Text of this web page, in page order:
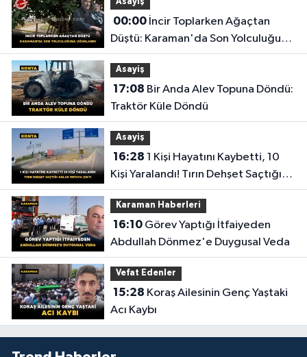
Asayiş
00:00İncir Toplarken Ağaçtan
Düştü: Karaman'da Son Yolculuğuna
Uğurlandı
Asayiş
17:08
Traktör Küle Döndü
Asayiş
16:28
Kişi Yaralandı! Tırın Dehşet Saçtığı
Anlar Ortaya Çıktı
Karaman Haberleri
16:10Görev Yaptığı İtfaiyeden
Abdullah Dönmez'e Duygusal Veda
Vefat Edenler
15:28
Acı Kaybı